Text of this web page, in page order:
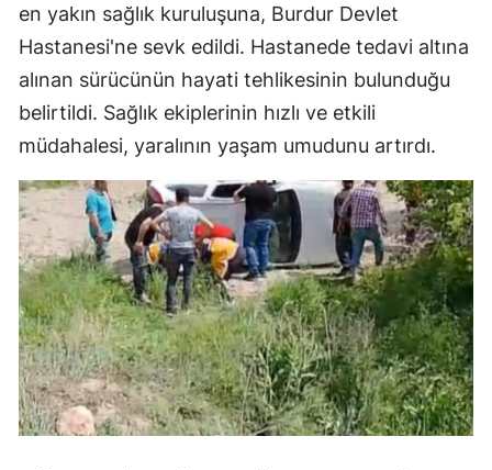
en yakın sağlık kuruluşuna, Burdur Devlet
Hastanesi'ne sevk edildi. Hastanede tedavi altına
alınan sürücünün hayati tehlikesinin bulunduğu
belirtildi. Sağlık ekiplerinin hızlı ve etkili
müdahalesi, yaralının yaşam umudunu artırdı.